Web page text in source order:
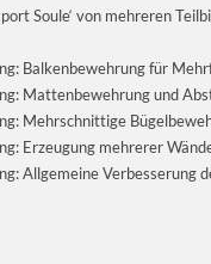
Soule‘ von mehreren
Balkenbewehrung für
Mattenbewehrung und
Mehrschnittige
Erzeugung mehrerer
Allgemeine Verbesserung